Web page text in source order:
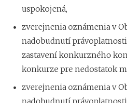
uspokojená,
zverejnenia oznámenia v
nadobudnutí
zastavení konkurzného
konkurze pre nedostatok
zverejnenia oznámenia v
nadobudnutí